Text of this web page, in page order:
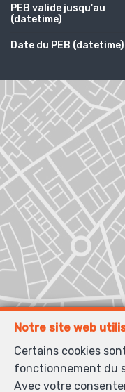
PEB valide jusqu'au
(datetime)
Date du PEB (datetime)
Notre site web
Certains cookies
fonctionnement du
Avec votre